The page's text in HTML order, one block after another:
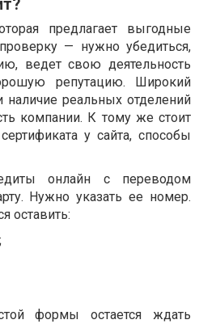
предлагает выгодные
— нужно убедиться,
ведет свою деятельность
репутацию. Широкий
наличие реальных отделений
компании. К тому же стоит
у сайта, способы
онлайн с переводом
Нужно указать ее номер.
оставить:
формы остается ждать